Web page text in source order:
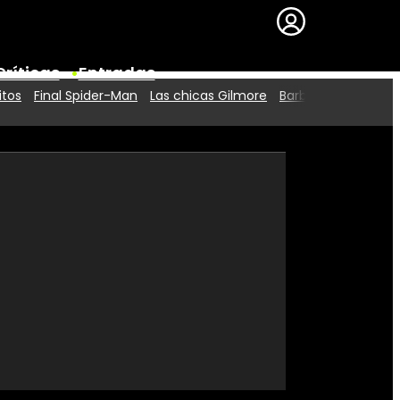
Entradas
Premios
Final Spider-Man Las chicas Gilmore Barbie 2